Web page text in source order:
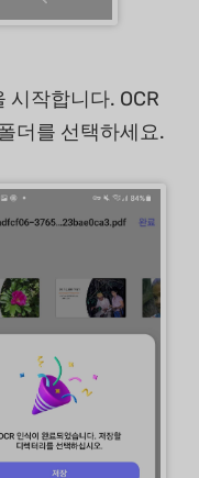
시작합니다. OCR
더를 선택하세요.